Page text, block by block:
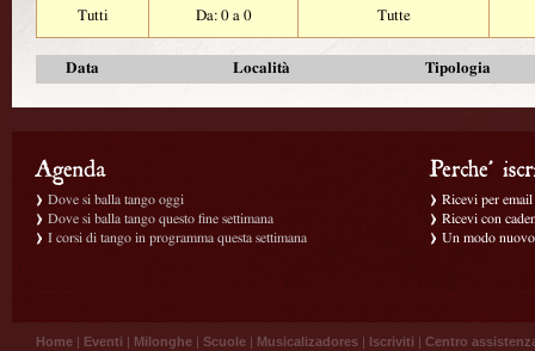
Tutti
Da: 0 a 0 Tutte
Data Località Tipologia
Dove si balla tango oggi
Dove si balla tango questo fine settimana
I corsi di tango in programma questa settimana
Ricevi per
Ricevi con
Un modo
Home | Eventi | Milonghe | Scuole | Musicalizadores | Iscriviti | Centro